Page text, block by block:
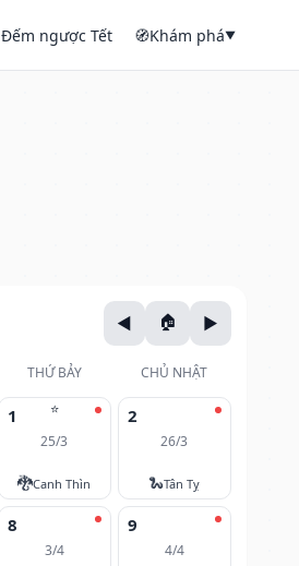
Đếm ngược Tết 🧭Khám phá▼
THỨ BẢY CHỦ NHẬT
⭐
1
25/3
🐉Canh Thìn
2
26/3
🐍Tân Tỵ
8
3/4
9
4/4